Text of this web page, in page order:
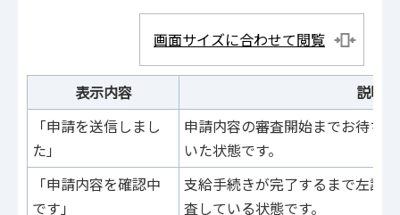
画面サイズに合わせて閲覧
表示内容
説明
「申請を送信しまし
た」
申請内容の審査開始までお待ち
いた状態です。
「申請内容を確認中
です」
支給手続きが完了するまで左記
査している状態です。